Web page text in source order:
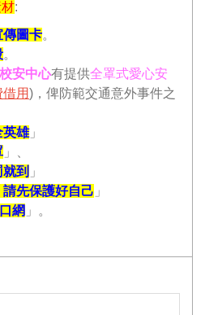
:
傳圖卡。
。
校安中心有提供全罩式愛心安
用)，俾防範交通意外事件之
英雄」
」、
到 」
先保護好自己 」
網 」。